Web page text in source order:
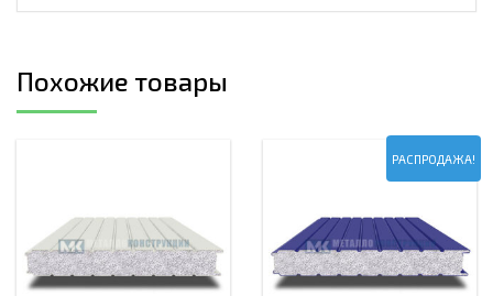
Текстурированный
Похожие товары
РАСПРОДАЖА!